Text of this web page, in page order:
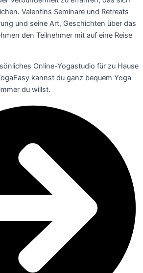
Valentins Seminare und Retreats
und seine Art, Geschichten über das
den Teilnehmer mit auf eine Reise
Online-Yogastudio für zu Hause
kannst du ganz bequem Yoga
du willst.